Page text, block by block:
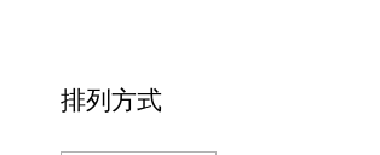
排列方式